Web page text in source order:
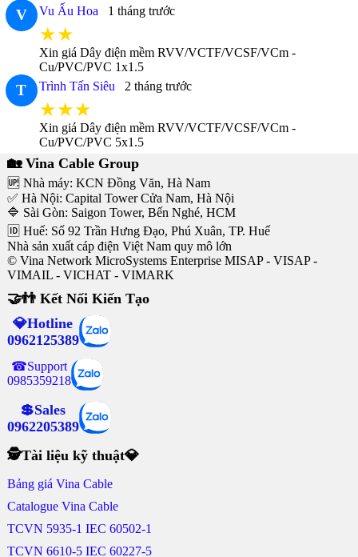
V Vu Ấu Hoa 1 tháng trước
★★
Xin giá Dây điện mềm RVV/VCTF/VCSF/VCm -
Cu/PVC/PVC 1x1.5
T Trình Tấn Siêu 2 tháng trước
★★★
Xin giá Dây điện mềm RVV/VCTF/VCSF/VCm -
Cu/PVC/PVC 5x1.5
🏡 Vina Cable Group
🆙 Nhà máy: KCN Đồng Văn, Hà Nam
✅ Hà Nội: Capital Tower Cửa Nam, Hà Nội
🔷 Sài Gòn: Saigon Tower, Bến Nghé, HCM
🆔 Huế: Số 92 Trần Hưng Đạo, Phú Xuân, TP. Huế
Nhà sản xuất cáp điện Việt Nam quy mô lớn
© Vina Network MicroSystems Enterprise MISAP - VISAP -
VIMAIL - VICHAT - VIMARK
🤝👬 Kết Nối Kiến Tạo
💎Hotline
0962125389
☎Support
0985359218
💲Sales
0962205389
🕵Tài liệu kỹ thuật💎
Bảng giá Vina Cable
Catalogue Vina Cable
TCVN 5935-1 IEC 60502-1
TCVN 6610-5 IEC 60227-5